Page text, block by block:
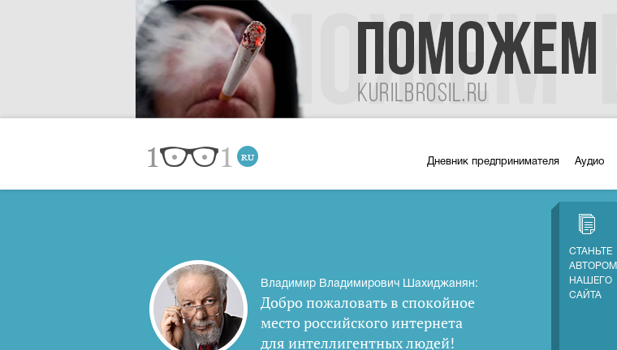
Дневник предпринимателя Аудио
Владимир Владимирович Шахиджанян:
Добро пожаловать в спокойное
место российского интернета
для интеллигентных людей!
СТАНЬТЕ
АВТОРОМ
НАШЕГО
САЙТА